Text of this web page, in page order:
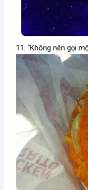
11. “Không nên gọi